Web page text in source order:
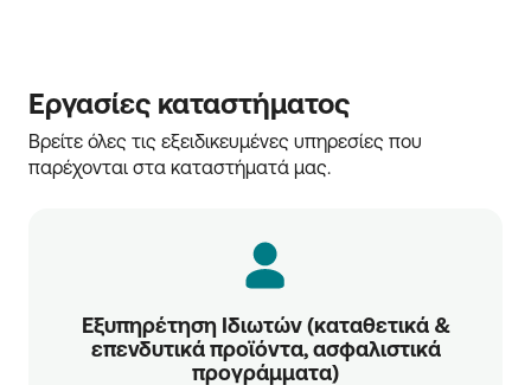
Εργασίες καταστήματος
Βρείτε όλες τις εξειδικευμένες υπηρεσίες που
παρέχονται στα καταστήματά μας.
Εξυπηρέτηση Ιδιωτών (καταθετικά &
επενδυτικά προϊόντα, ασφαλιστικά
προγράμματα)